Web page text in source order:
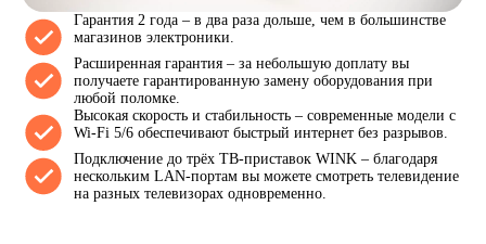
Гарантия 2 года – в два раза дольше, чем в большинстве
магазинов электроники.
Расширенная гарантия – за небольшую доплату вы
получаете гарантированную замену оборудования при
любой поломке.
Высокая скорость и стабильность – современные модели с
Wi-Fi 5/6 обеспечивают быстрый интернет без разрывов.
Подключение до трёх ТВ-приставок WINK – благодаря
нескольким LAN-портам вы можете смотреть телевидение
на разных телевизорах одновременно.